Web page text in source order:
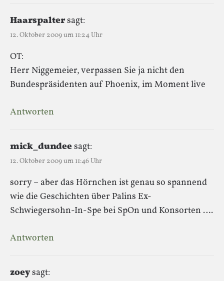
Haarspaltersagt:
12. Oktober 2009 um 11:24 Uhr
OT:
Herr Niggemeier, verpassen Sie ja nicht den
Bundespräsidenten auf Phoenix, im Moment live
Antworten
mick_dundeesagt:
12. Oktober 2009 um 11:46 Uhr
sorry – aber das Hörnchen ist genau so spannend
wie die Geschichten über Palins Ex-
Schwiegersohn-In-Spe bei SpOn und Konsorten ….
Antworten
zoeysagt: